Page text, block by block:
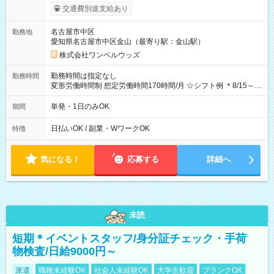
支給！ ※往復500円以内の方は自己負担となります ★日払い
OK！（規定あり） ┗働いたその日に現金GET♪ お仕事後はコン
期間なし
交通費別途支給あり
勤務地
名古屋市中区
愛知県名古屋市中区金山（最寄り駅：金山駅）
株式会社ワンベルウッズ
勤務時間
勤務時間は指定なし
変形労働時間制 想定労働時間170時間/月 ☆シフト例 ＊8/15～
10/26 全日共通 08：00～12：00 17：00～21：00 ＊8/31
～9/19のみ下記シフトもあります！ 12：00～16：00 ＊9/6～
00
期間 単発・1日のみOK
特徴 日払いOK / 副業・WワークOK
気になる！ 応募する 詳細へ
未読
短期＊イベントスタッフ/身分証チェック・手荷
物検査/日給9000円～
派遣 職種未経験OK 社会人未経験OK 大学生歓迎 ブランクOK